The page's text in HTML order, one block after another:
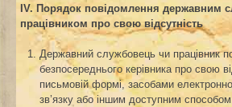
ІV. Порядок повідомлення державним
працівником про свою відсутність
Державний службовець чи працівник
безпосереднього керівника про свою
письмовій формі, засобами
зв’язку або іншим доступним